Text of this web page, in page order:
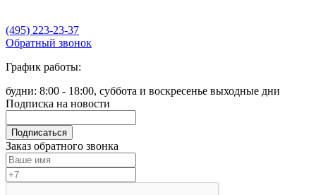
(495) 223-23-37
Обратный звонок
График работы:
будни: 8:00 - 18:00, суббота и воскресенье выходные дни
Подписка на новости
Подписаться
Заказ обратного звонка